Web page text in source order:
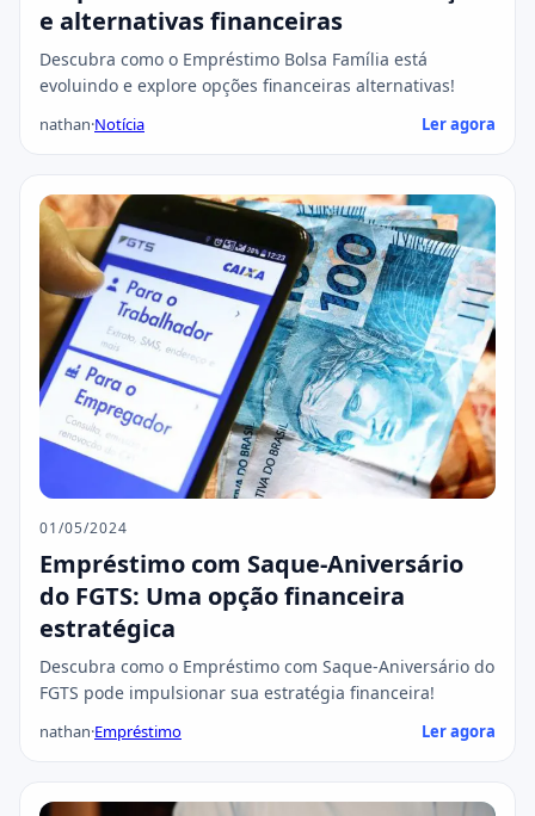
e alternativas financeiras
Descubra como o Empréstimo Bolsa Família está
evoluindo e explore opções financeiras alternativas!
nathan·Notícia Ler agora
01/05/2024
Empréstimo com Saque-Aniversário
do FGTS: Uma opção financeira
estratégica
Descubra como o Empréstimo com Saque-Aniversário do
FGTS pode impulsionar sua estratégia financeira!
nathan·Empréstimo Ler agora